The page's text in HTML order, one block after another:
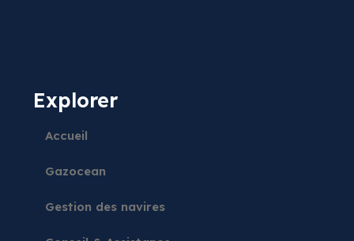
Explorer
Accueil
Gazocean
Gestion des navires